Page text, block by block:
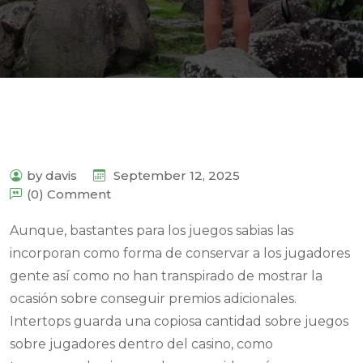
by davis
September 12, 2025
(0) Comment
Aunque, bastantes para los juegos sabias las
incorporan como forma de conservar a los jugadores
gente así­ como no han transpirado de mostrar la
ocasión sobre conseguir premios adicionales.
Intertops guarda una copiosa cantidad sobre juegos
sobre jugadores dentro del casino, como